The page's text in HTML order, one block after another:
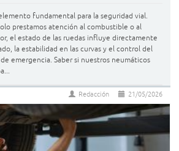
fundamental para la seguridad vial.
prestamos atención al combustible o al
el estado de las ruedas influye directamente
la estabilidad en las curvas y el control del
emergencia. Saber si nuestros neumáticos
21/05/2026
Redacción